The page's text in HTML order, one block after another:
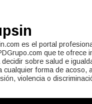
es el portal
que te ofrece
decidir sobre salud e
cualquier forma de acoso,
violencia o